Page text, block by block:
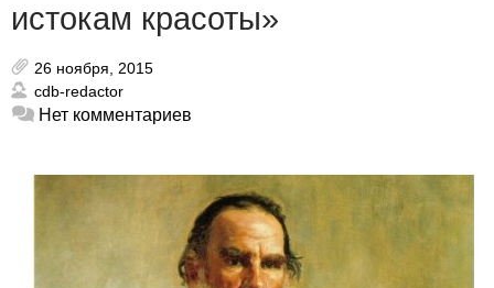
истокам красоты»
26 ноября, 2015
cdb-redactor
Нет комментариев